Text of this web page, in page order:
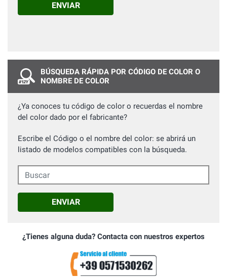
ENVIAR
BÚSQUEDA RÁPIDA POR CÓDIGO DE COLOR O
NOMBRE DE COLOR
¿Ya conoces tu código de color o recuerdas el nombre
del color dado por el fabricante?
Escribe el Código o el nombre del color: se abrirá un
listado de modelos compatibles con la búsqueda.
Buscar
ENVIAR
¿Tienes alguna duda? Contacta con nuestros expertos